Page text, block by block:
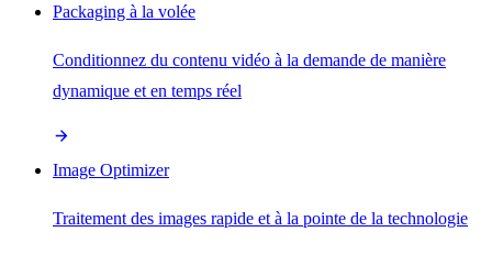
Packaging à la volée
Conditionnez du contenu vidéo à la demande de manière
dynamique et en temps réel
Image Optimizer
Traitement des images rapide et à la pointe de la technologie